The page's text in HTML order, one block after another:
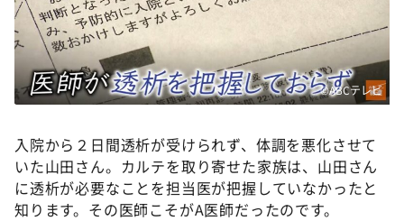
©ABCテレビ
入院から２日間透析が受けられず、体調を悪化させて
いた山田さん。カルテを取り寄せた家族は、山田さん
に透析が必要なことを担当医が把握していなかったと
知ります。その医師こそがA医師だったのです。